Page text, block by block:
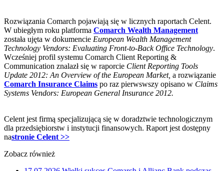
Rozwiązania Comarch pojawiają się w licznych raportach Celent.
W ubiegłym roku platforma Comarch Wealth Management
została ujęta w dokumencie European Wealth Management
Technology Vendors: Evaluating Front-to-Back Office Technology.
Wcześniej profil systemu Comarch Client Reporting &
Communication znalazł się w raporcie Client Reporting Tools
Update 2012: An Overview of the European Market, a rozwiązanie
Comarch Insurance Claims po raz pierwswszy opisano w Claims
Systems Vendors: European General Insurance 2012.
Celent jest firmą specjalizującą się w doradztwie technologicznym
dla przedsiębiorstw i instytucji finansowych. Raport jest dostępny
nastronie Celent >>
Zobacz również